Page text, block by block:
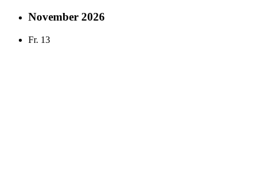
November 2026
Fr. 13